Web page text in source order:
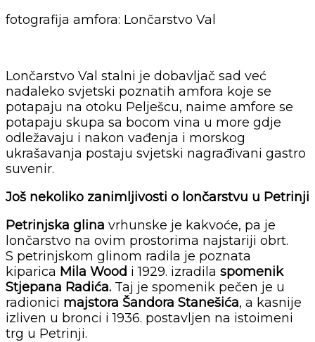
fotografija amfora: Lončarstvo Val
Lončarstvo Val stalni je dobavljač sad već
nadaleko svjetski poznatih amfora koje se
potapaju na otoku Pelješcu, naime amfore se
potapaju skupa sa bocom vina u more gdje
odležavaju i nakon vađenja i morskog
ukrašavanja postaju svjetski nagrađivani gastro
suvenir.
Još nekoliko zanimljivosti o lončarstvu u Petrinji
Petrinjska glina vrhunske je kakvoće, pa je
lončarstvo na ovim prostorima najstariji obrt.
S petrinjskom glinom radila je poznata
kiparica Mila Wood i 1929. izradila spomenik
Stjepana Radića. Taj je spomenik pečen je u
radionici majstora Šandora Stanešića, a kasnije
izliven u bronci i 1936. postavljen na istoimeni
trg u Petrinji.